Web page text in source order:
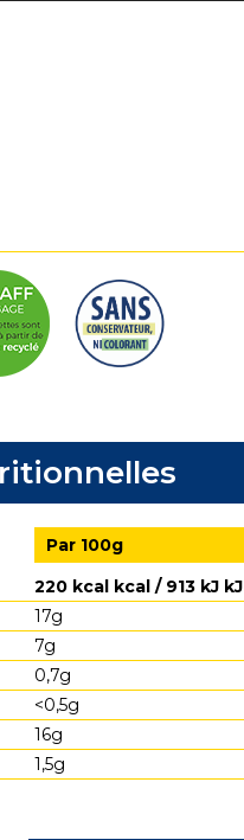
Par 100g
220 kcal kcal / 913 kJ kJ
17g
7g
0,7g
<0,5g
16g
1,5g